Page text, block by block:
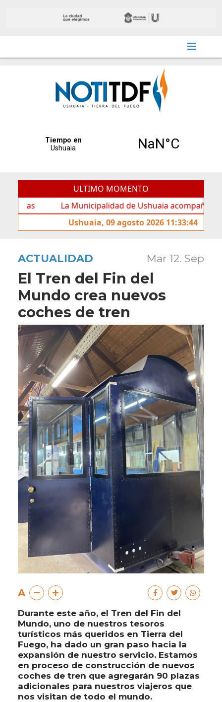
ULTIMO MOMENTO
La Municipalidad de Ushuaia acompañó los festejos
Ushuaia, 09 agosto 2026 11:33:44
ACTUALIDAD Mar 12. Sep
El Tren del Fin del
Mundo crea nuevos
coches de tren
A
Durante este año, el Tren del Fin del
Mundo, uno de nuestros tesoros
turísticos más queridos en Tierra del
Fuego, ha dado un gran paso hacia la
expansión de nuestro servicio. Estamos
en proceso de construcción de nuevos
coches de tren que agregarán 90 plazas
adicionales para nuestros viajeros que
nos visitan de todo el mundo.